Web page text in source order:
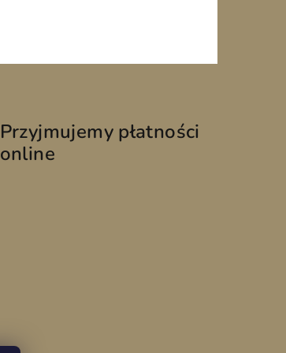
Przyjmujemy płatności
online